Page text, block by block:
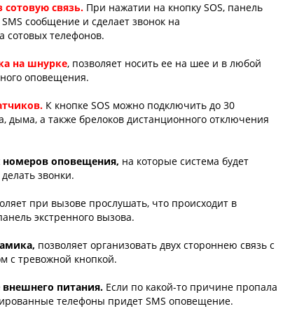
сотовую связь. При нажатии на кнопку SOS, панель
сообщение и сделает звонок на
телефонов.
на шнурке, позволяет носить ее на шее и в любой
оповещения.
К кнопке SOS можно подключить до 30
дыма, а также брелоков дистанционного отключения
оповещения, на которые система будет
звонки.
при вызове прослушать, что происходит в
экстренного вызова.
позволяет организовать двух стороннею связь с
с тревожной кнопкой.
питания. Если по какой-то причине пропала
телефоны придет SMS оповещение.